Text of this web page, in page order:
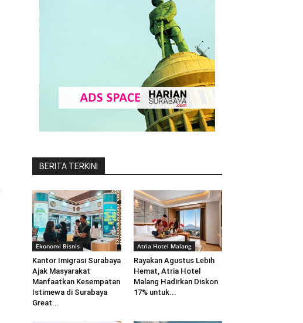
BERITA TERKINI
Ekonomi Bisnis
Kantor Imigrasi Surabaya
Ajak Masyarakat
Manfaatkan Kesempatan
Istimewa di Surabaya
Great...
Atria Hotel Malang
Rayakan Agustus Lebih
Hemat, Atria Hotel
Malang Hadirkan Diskon
17% untuk...